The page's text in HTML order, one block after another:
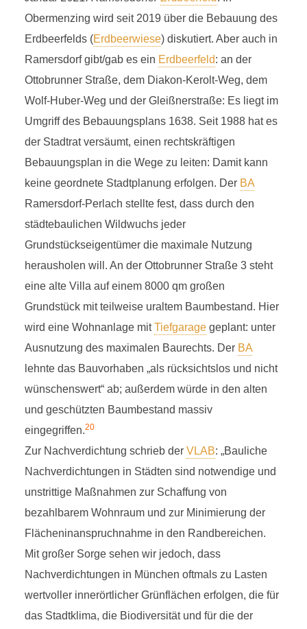
Obermenzing wird seit 2019 über die Bebauung des
Erdbeerfelds (Erdbeerwiese) diskutiert. Aber auch in
Ramersdorf gibt/gab es ein Erdbeerfeld: an der
Ottobrunner Straße, dem Diakon-Kerolt-Weg, dem
Wolf-Huber-Weg und der Gleißnerstraße: Es liegt im
Umgriff des Bebauungsplans 1638. Seit 1988 hat es
der Stadtrat versäumt, einen rechtskräftigen
Bebauungsplan in die Wege zu leiten: Damit kann
keine geordnete Stadtplanung erfolgen. Der BA
Ramersdorf-Perlach stellte fest, dass durch den
städtebaulichen Wildwuchs jeder
Grundstückseigentümer die maximale Nutzung
herausholen will. An der Ottobrunner Straße 3 steht
eine alte Villa auf einem 8000 qm großen
Grundstück mit teilweise uraltem Baumbestand. Hier
wird eine Wohnanlage mitTiefgaragegeplant: unter
Ausnutzung des maximalen Baurechts. Der BA
lehnte das Bauvorhaben „als rücksichtslos und nicht
wünschenswert“ ab; außerdem würde in den alten
und geschützten Baumbestand massiv
eingegriffen.20
Zur Nachverdichtung schrieb der VLAB: „Bauliche
Nachverdichtungen in Städten sind notwendige und
unstrittige Maßnahmen zur Schaffung von
bezahlbarem Wohnraum und zur Minimierung der
Flächeninanspruchnahme in den Randbereichen.
Mit großer Sorge sehen wir jedoch, dass
Nachverdichtungen in München oftmals zu Lasten
wertvoller innerörtlicher Grünflächen erfolgen, die für
das Stadtklima, die Biodiversität und für die der